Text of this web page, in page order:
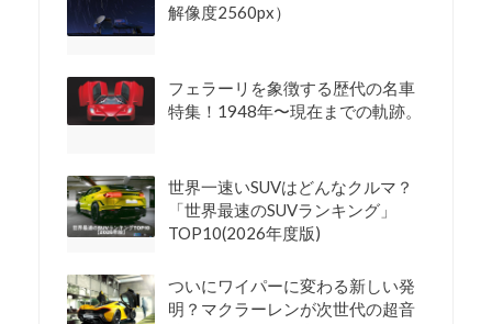
解像度2560px）
フェラーリを象徴する歴代の名車
特集！1948年〜現在までの軌跡。
世界一速いSUVはどんなクルマ？
「世界最速のSUVランキング」
TOP10(2026年度版)
ついにワイパーに変わる新しい発
明？マクラーレンが次世代の超音